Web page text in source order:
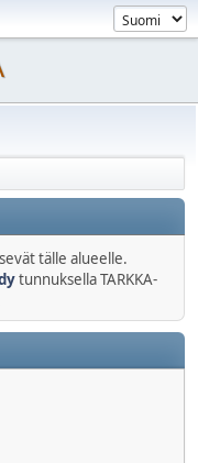
tälle alueelle.
tunnuksella TARKKA-